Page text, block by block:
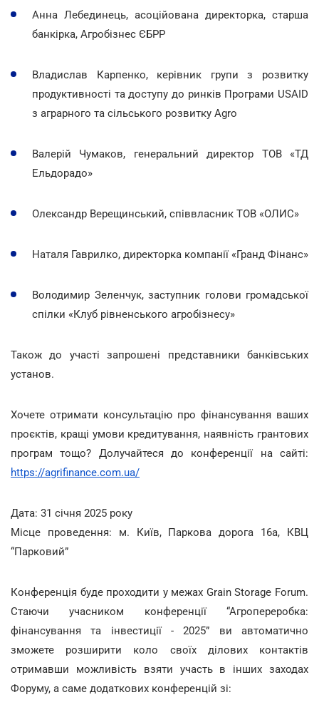
Анна Лебединець, асоційована директорка, старша
банкірка, Агробізнес ЄБРР
Владислав Карпенко, керівник групи з розвитку
продуктивності та доступу до ринків Програми USAID
з аграрного та сільського розвитку Agro
Валерій Чумаков, генеральний директор ТОВ «ТД
Ельдорадо»
Олександр Верещинський, співвласник ТОВ «ОЛИС»
Наталя Гаврилко, директорка компанії «Гранд Фінанс»
Володимир Зеленчук, заступник голови громадської
спілки «Клуб рівненського агробізнесу»
Також до участі запрошені представники банківських
установ.
Хочете отримати консультацію про фінансування ваших
проєктів, кращі умови кредитування, наявність грантових
програм тощо? Долучайтеся до конференції на сайті:
https://agrifinance.com.ua/
Дата: 31 січня 2025 року
Місце проведення: м. Київ, Паркова дорога 16а, КВЦ
“Парковий”
Конференція буде проходити у межах Grain Storage Forum.
Стаючи учасником конференції “Агропереробка:
фінансування та інвестиції - 2025” ви автоматично
зможете розширити коло своїх ділових контактів
отримавши можливість взяти участь в інших заходах
Форуму, а саме додаткових конференцій зі: